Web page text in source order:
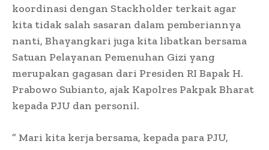
koordinasi dengan Stackholder terkait agar
kita tidak salah sasaran dalam pemberiannya
nanti, Bhayangkari juga kita libatkan bersama
Satuan Pelayanan Pemenuhan Gizi yang
merupakan gagasan dari Presiden RI Bapak H.
Prabowo Subianto, ajak Kapolres Pakpak Bharat
kepada PJU dan personil.
” Mari kita kerja bersama, kepada para PJU,